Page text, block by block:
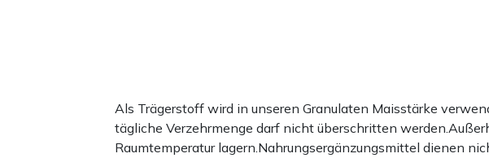
Als Trägerstoff wird in unseren Granulaten Maisstärke
tägliche Verzehrmenge darf nicht überschritten
Raumtemperatur lagern.Nahrungsergänzungsmittel dienen